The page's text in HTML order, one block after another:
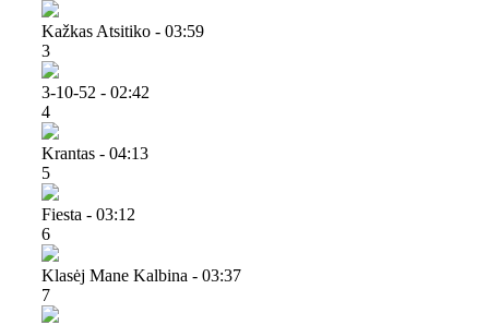
Kažkas Atsitiko - 03:59
3
3-10-52 - 02:42
4
Krantas - 04:13
5
Fiesta - 03:12
6
Klasėj Mane Kalbina - 03:37
7